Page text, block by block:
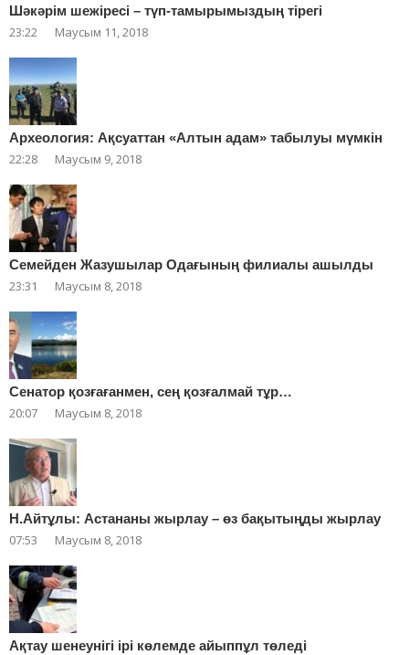
Шәкәрім шежіресі – түп-тамырымыздың тірегі
23:22 Маусым 11, 2018
Археология: Ақсуаттан «Алтын адам» табылуы мүмкін
22:28 Маусым 9, 2018
Cемейден Жазушылар Одағының филиалы ашылды
23:31 Маусым 8, 2018
Сенатор қозғағанмен, сең қозғалмай тұр…
20:07 Маусым 8, 2018
Н.Айтұлы: Астананы жырлау – өз бақытыңды жырлау
07:53 Маусым 8, 2018
Ақтау шенеунігі ірі көлемде айыппұл төледі